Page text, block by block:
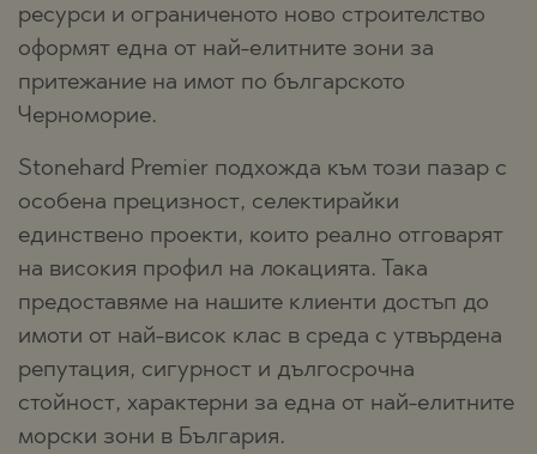
ресурси и ограниченото ново строителство
оформят една от най-елитните зони за
притежание на имот по българското
Черноморие.
Stonehard Premier подхожда към този пазар с
особена прецизност, селектирайки
единствено проекти, които реално отговарят
на високия профил на локацията. Така
предоставяме на нашите клиенти достъп до
имоти от най-висок клас в среда с утвърдена
репутация, сигурност и дългосрочна
стойност, характерни за една от най-елитните
морски зони в България.